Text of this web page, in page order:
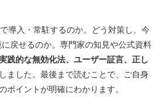
導入・常駐するのか。どう対策し、今
戻せるのか。専門家の知見や公式資料
践的な無効化法、ユーザー証言、正し
しました。最後まで読むことで、ご自身
ポイントが明確にわかります。